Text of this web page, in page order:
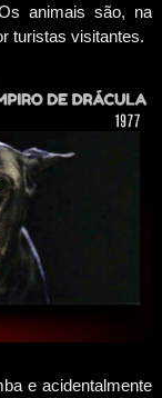
animais são, na
turistas visitantes.
e acidentalmente